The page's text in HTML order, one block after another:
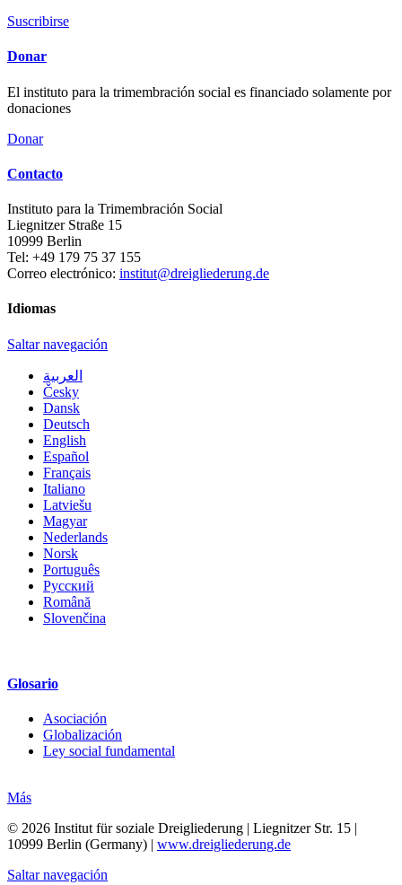
Suscribirse
Donar
El instituto para la trimembración social es financiado solamente por
donaciones
Donar
Contacto
Instituto para la Trimembración Social
Liegnitzer Straße 15
10999 Berlin
Tel: +49 179 75 37 155
Correo electrónico: institut@dreigliederung.de
Idiomas
Saltar navegación
العربية
Česky
Dansk
Deutsch
English
Español
Français
Italiano
Latviešu
Magyar
Nederlands
Norsk
Português
Русский
Română
Slovenčina
Glosario
Asociación
Globalización
Ley social fundamental
Más
© 2026 Institut für soziale Dreigliederung | Liegnitzer Str. 15 |
10999 Berlin (Germany) | www.dreigliederung.de
Saltar navegación